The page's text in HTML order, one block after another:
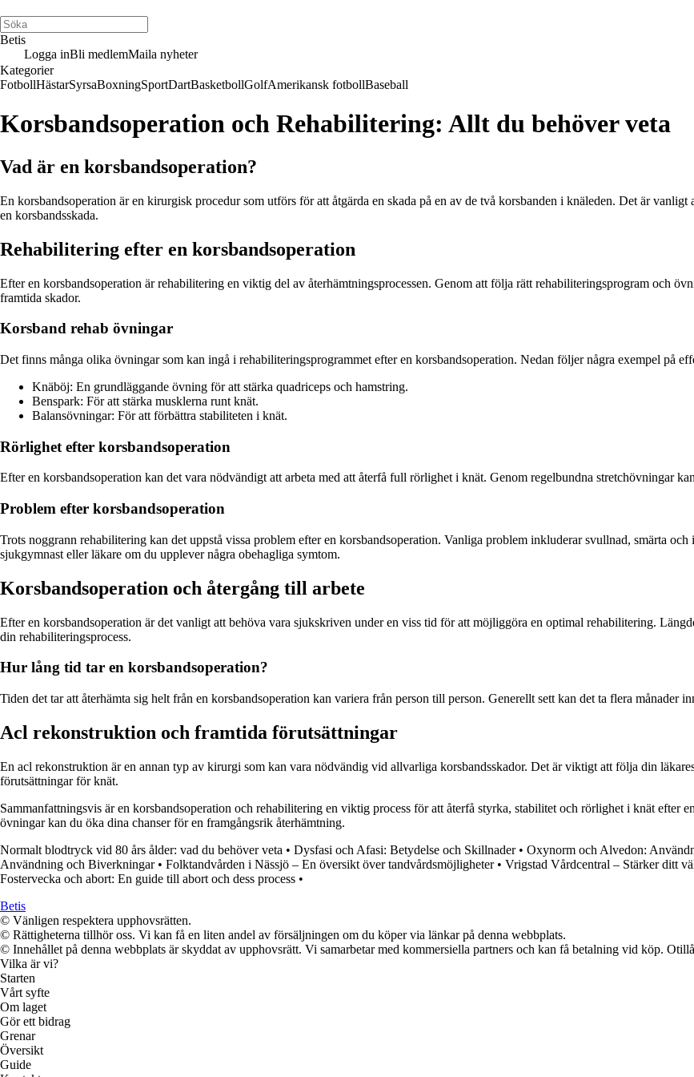
Betis
Logga inBli medlemMaila nyheter
Kategorier
FotbollHästarSyrsaBoxningSportDartBasketbollGolfAmerikansk fotbollBaseball
Korsbandsoperation och Rehabilitering: Allt du behöver veta
Vad är en korsbandsoperation?
En korsbandsoperation är en kirurgisk procedur som utförs för att åtgärda en skada på en av de två korsbanden i knäleden. Det är
en korsbandsskada.
Rehabilitering efter en korsbandsoperation
Efter en korsbandsoperation är rehabilitering en viktig del av återhämtningsprocessen. Genom att följa rätt rehabiliteringsprogram och
framtida skador.
Korsband rehab övningar
Det finns många olika övningar som kan ingå i rehabiliteringsprogrammet efter en korsbandsoperation. Nedan följer några exempel på
Knäböj: En grundläggande övning för att stärka quadriceps och hamstring.
Benspark: För att stärka musklerna runt knät.
Balansövningar: För att förbättra stabiliteten i knät.
Rörlighet efter korsbandsoperation
Efter en korsbandsoperation kan det vara nödvändigt att arbeta med att återfå full rörlighet i knät. Genom regelbundna stretchövningar
Problem efter korsbandsoperation
Trots noggrann rehabilitering kan det uppstå vissa problem efter en korsbandsoperation. Vanliga problem inkluderar svullnad, smärta
sjukgymnast eller läkare om du upplever några obehagliga symtom.
Korsbandsoperation och återgång till arbete
Efter en korsbandsoperation är det vanligt att behöva vara sjukskriven under en viss tid för att möjliggöra en optimal rehabilitering.
din rehabiliteringsprocess.
Hur lång tid tar en korsbandsoperation?
Tiden det tar att återhämta sig helt från en korsbandsoperation kan variera från person till person. Generellt sett kan det ta flera månader
Acl rekonstruktion och framtida förutsättningar
En acl rekonstruktion är en annan typ av kirurgi som kan vara nödvändig vid allvarliga korsbandsskador. Det är viktigt att följa din
förutsättningar för knät.
Sammanfattningsvis är en korsbandsoperation och rehabilitering en viktig process för att återfå styrka, stabilitet och rörlighet i knät efter
övningar kan du öka dina chanser för en framgångsrik återhämtning.
Normalt blodtryck vid 80 års ålder: vad du behöver veta • Dysfasi och Afasi: Betydelse och Skillnader• Oxynorm och Alvedon:
Användning och Biverkningar• Folktandvården i Nässjö – En översikt över tandvårdsmöjligheter• Vrigstad Vårdcentral – Stärker ditt
Fostervecka och abort: En guide till abort och dess process •
Betis
© Vänligen respektera upphovsrätten.
© Rättigheterna tillhör oss. Vi kan få en liten andel av försäljningen om du köper via länkar på denna webbplats.
© Innehållet på denna webbplats är skyddat av upphovsrätt. Vi samarbetar med kommersiella partners och kan få betalning vid köp.
Vilka är vi?
Starten
Vårt syfte
Om laget
Gör ett bidrag
Grenar
Översikt
Guide